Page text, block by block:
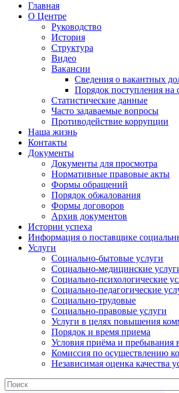
Главная
О Центре
Руководство
История
Структура
Видео
Вакансии
Сведения о вакантных
Порядок поступления на
Статистические данные
Часто задаваемые вопросы
Противодействие коррупции
Наша жизнь
Контакты
Документы
Документы для просмотра
Нормативные правовые акты
Формы обращений
Порядок обжалования
Формы договоров
Архив документов
Истории успеха
Информация о поставщике
Услуги
Социально-бытовые услуги
Социально-медицинские
Социально-психологические
Социально-педагогические
Социально-трудовые
Социально-правовые услуги
Услуги в целях повышения
Порядок и время приема
Условия приёма и пребывания
Комиссия по осуществлению
Независимая оценка качества